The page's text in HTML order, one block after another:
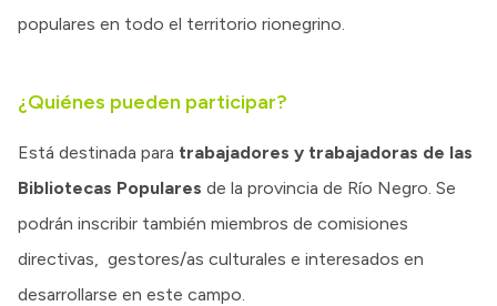
populares en todo el territorio rionegrino.
¿Quiénes pueden participar?
Está destinada para trabajadores y trabajadoras de las
Bibliotecas Populares de la provincia de Río Negro. Se
podrán inscribir también miembros de comisiones
directivas, gestores/as culturales e interesados en
desarrollarse en este campo.